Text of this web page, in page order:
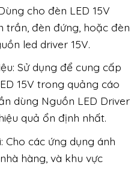
cho đèn LED 15V
trần, đèn đứng, hoặc đèn
led driver 15V.
Sử dụng để cung cấp
15V trong quảng cáo
dùng Nguồn LED Driver
quả ổn định nhất.
Cho các ứng dụng ánh
hàng, và khu vực